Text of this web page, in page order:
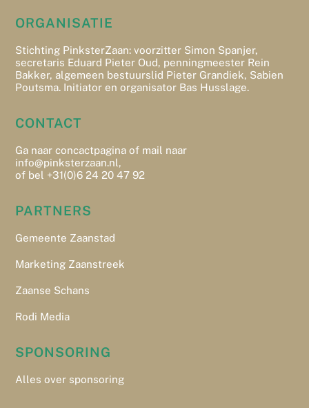
ORGANISATIE
Stichting PinksterZaan: voorzitter Simon Spanjer,
secretaris Eduard Pieter Oud, penningmeester Rein
Bakker, algemeen bestuurslid Pieter Grandiek, Sabien
Poutsma. Initiator en organisator Bas Husslage.
CONTACT
Ga naarconcactpagina of mail naar
info@pinksterzaan.nl,
of bel +31(0)6 24 20 47 92
PARTNERS
Gemeente Zaanstad
Marketing Zaanstreek
Zaanse Schans
Rodi Media
SPONSORING
Alles over sponsoring